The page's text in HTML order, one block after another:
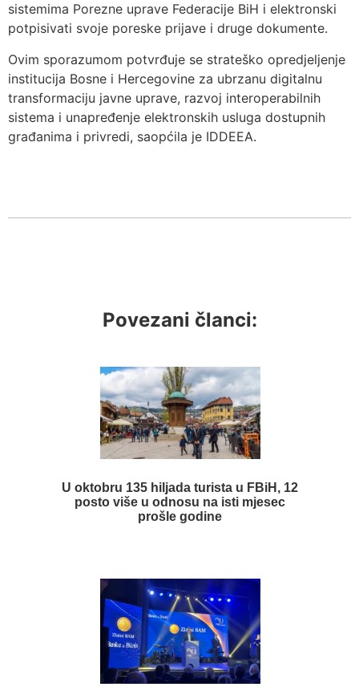
sistemima Porezne uprave Federacije BiH i elektronski
potpisivati svoje poreske prijave i druge dokumente.
Ovim sporazumom potvrđuje se strateško opredjeljenje
institucija Bosne i Hercegovine za ubrzanu digitalnu
transformaciju javne uprave, razvoj interoperabilnih
sistema i unapređenje elektronskih usluga dostupnih
građanima i privredi, saopćila je IDDEEA.
Povezani članci:
U oktobru 135 hiljada turista u FBiH, 12
posto više u odnosu na isti mjesec
prošle godine